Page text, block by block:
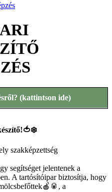
(kattintson ide)
szakképzettség
segítséget jelentenek a
A tartósítóipar biztosítja, hogy
a